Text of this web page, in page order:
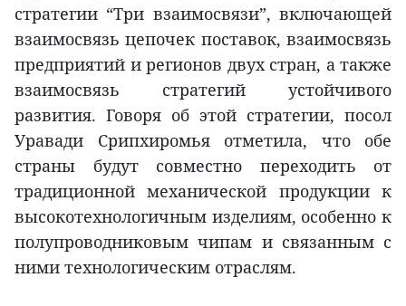
стратегии “Три взаимосвязи”, включающей
взаимосвязь цепочек поставок, взаимосвязь
предприятий и регионов двух стран, а также
взаимосвязь стратегий устойчивого
развития. Говоря об этой стратегии, посол
Уравади Срипхиромья отметила, что обе
страны будут совместно переходить от
традиционной механической продукции к
высокотехнологичным изделиям, особенно к
полупроводниковым чипам и связанным с
ними технологическим отраслям.